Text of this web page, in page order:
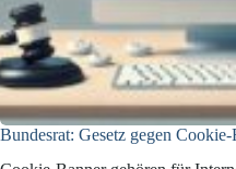
Bundesrat: Gesetz gegen Cookie-